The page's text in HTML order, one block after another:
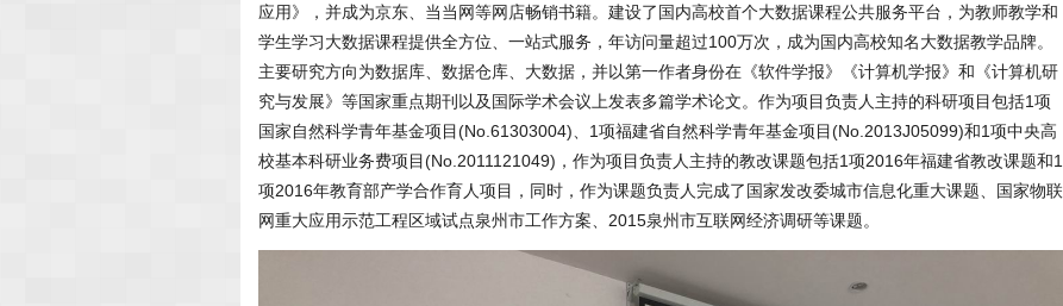
应用》，并成为京东、当当网等网店畅销书籍。建设了国内高校首个大数据课程公共服务平台，为教师教学和
学生学习大数据课程提供全方位、一站式服务，年访问量超过100万次，成为国内高校知名大数据教学品牌。
主要研究方向为数据库、数据仓库、大数据，并以第一作者身份在《软件学报》《计算机学报》和《计算机研
究与发展》等国家重点期刊以及国际学术会议上发表多篇学术论文。作为项目负责人主持的科研项目包括1项
国家自然科学青年基金项目(No.61303004)、1项福建省自然科学青年基金项目(No.2013J05099)和1项中央高
校基本科研业务费项目(No.2011121049)，作为项目负责人主持的教改课题包括1项2016年福建省教改课题和1
项2016年教育部产学合作育人项目，同时，作为课题负责人完成了国家发改委城市信息化重大课题、国家物联
网重大应用示范工程区域试点泉州市工作方案、2015泉州市互联网经济调研等课题。